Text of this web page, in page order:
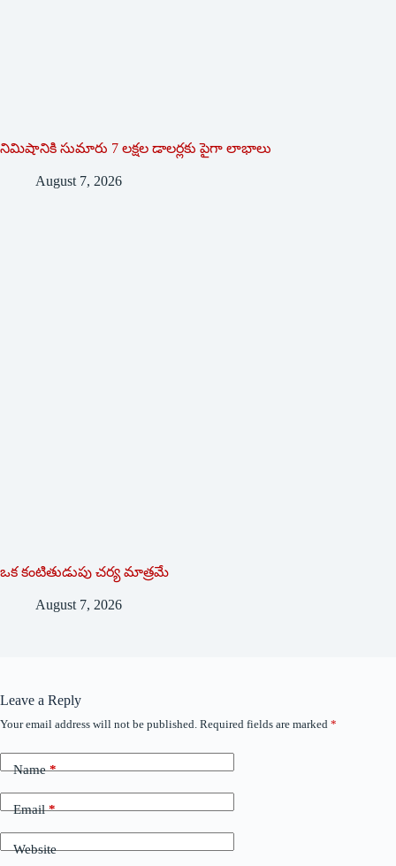
నిమిషానికి సుమారు 7 లక్షల డాలర్లకు పైగా లాభాలు
August 7, 2026
ఒక కంటితుడుపు చర్య మాత్రమే
August 7, 2026
Leave a Reply
Your email address will not be published. Required fields are marked *
Name*
Email*
Website